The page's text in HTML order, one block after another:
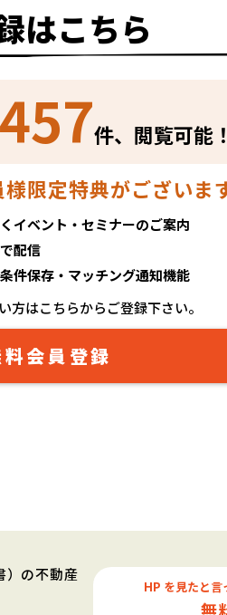
はこちら
457件、閲覧可能！
限定特典がございま
イベント・セミナーのご案内
配信
件保存・マッチング通知機能
方はこちらからご登録下さい。
会員登録
の不動産
HP を見たと言
無